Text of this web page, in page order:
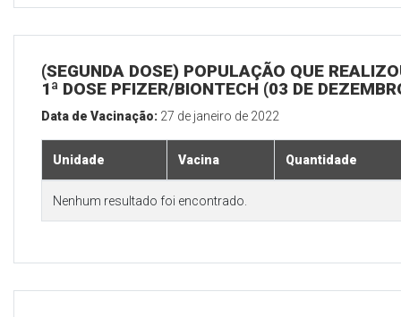
(SEGUNDA DOSE) POPULAÇÃO QUE
1ª DOSE PFIZER/BIONTECH (03 DE
Data de Vacinação: 27 de janeiro de 2022
Unidade Vacina Quantidade
Nenhum resultado foi encontrado.